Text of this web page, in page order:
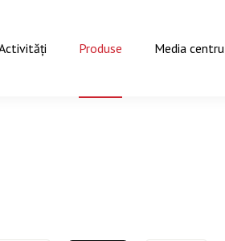
Produse Media centru